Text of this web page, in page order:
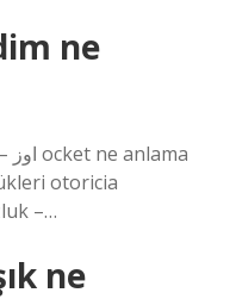
ne
otoricia
–…
ne